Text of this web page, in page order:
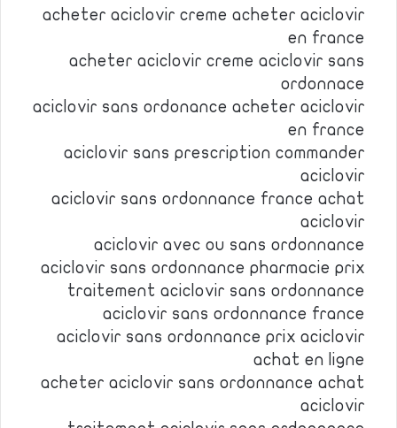
acheter aciclovir creme acheter aciclovir
en france
acheter aciclovir creme aciclovir sans
ordonnace
aciclovir sans ordonance acheter aciclovir
en france
aciclovir sans prescription commander
aciclovir
aciclovir sans ordonnance france achat
aciclovir
aciclovir avec ou sans ordonnance
aciclovir sans ordonnance pharmacie prix
traitement aciclovir sans ordonnance
aciclovir sans ordonnance france
aciclovir sans ordonnance prix aciclovir
achat en ligne
acheter aciclovir sans ordonnance achat
aciclovir